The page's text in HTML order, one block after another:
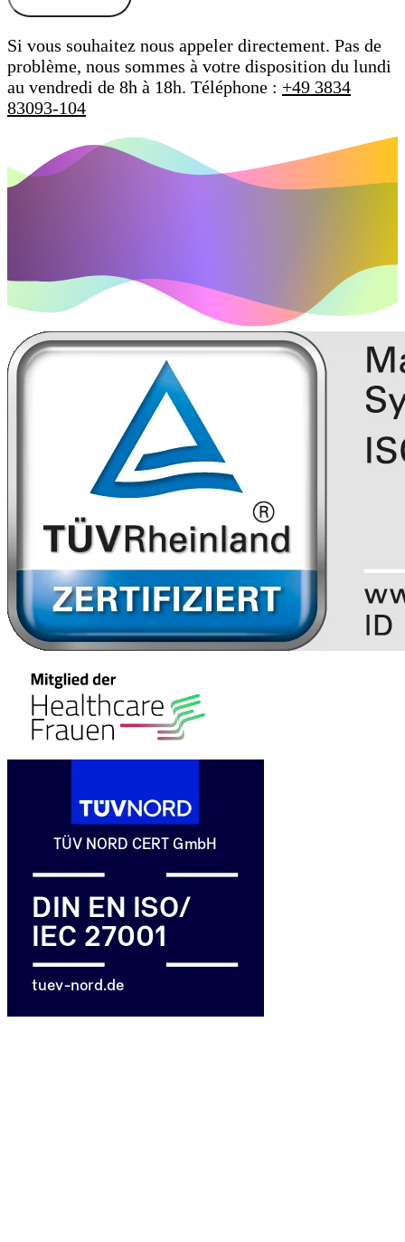
Si vous souhaitez nous appeler directement. Pas de
problème, nous sommes à votre disposition du lundi
au vendredi de 8h à 18h. Téléphone : +49 3834
83093-104